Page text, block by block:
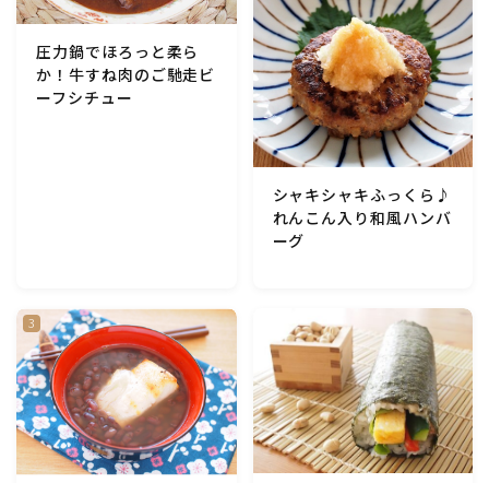
野菜料理(ズッキーニ・コーン・いんげん・そら豆・え
野菜料理(玉ねぎ・ねぎ・アボカド・青梗菜・セロリ・
もやし・豆苗・たけのこ・せり・ふき・その他山菜料理
洋菓子 (焼き菓子)
洋菓子 (冷菓)
圧力鍋でほろっと柔ら
か！牛すね肉のご馳走ビ
ーフシチュー
シャキシャキふっくら♪
れんこん入り和風ハンバ
ーグ